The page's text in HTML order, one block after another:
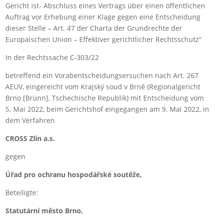
Gericht ist- Abschluss eines Vertrags über einen öffentlichen
Auftrag vor Erhebung einer Klage gegen eine Entscheidung
dieser Stelle – Art. 47 der Charta der Grundrechte der
Europäischen Union – Effektiver gerichtlicher Rechtsschutz“
In der Rechtssache C‑303/22
betreffend ein Vorabentscheidungsersuchen nach Art. 267
AEUV, eingereicht vom Krajský soud v Brně (Regionalgericht
Brno [Brünn], Tschechische Republik) mit Entscheidung vom
5. Mai 2022, beim Gerichtshof eingegangen am 9. Mai 2022, in
dem Verfahren
CROSS Zlín a.s.
gegen
Úřad pro ochranu hospodářské soutěže,
Beteiligte:
Statutární město Brno,